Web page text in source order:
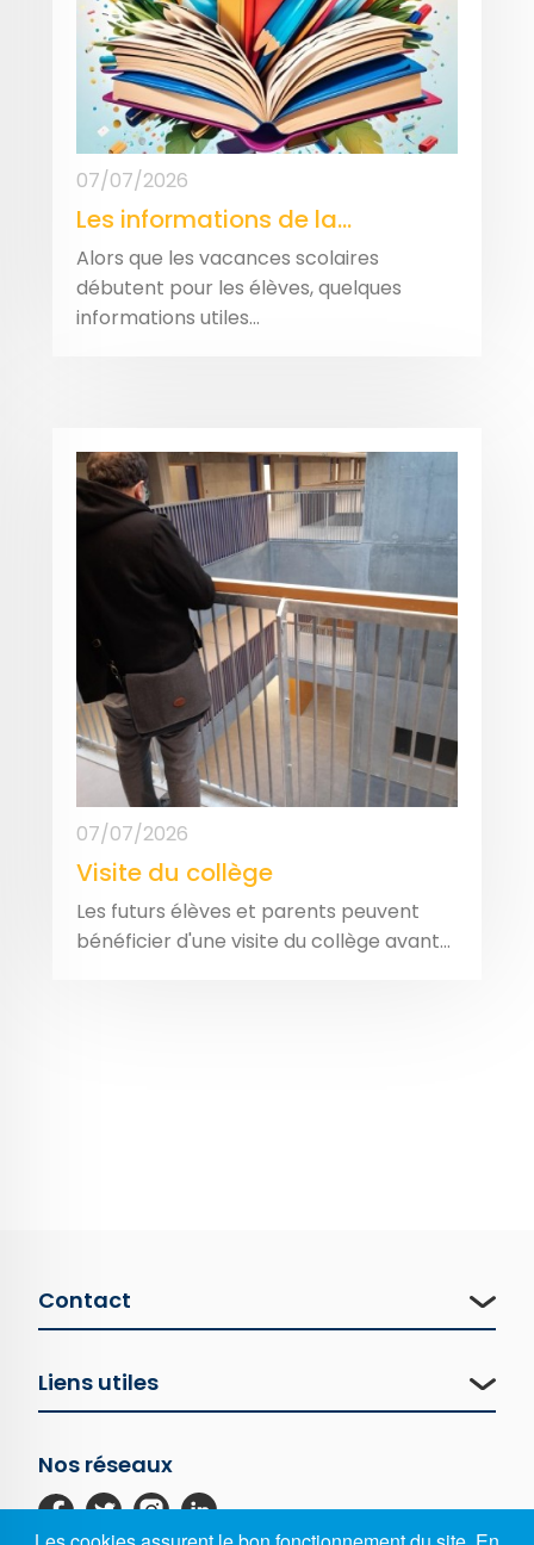
07/07/2026
Les informations de la...
Alors que les vacances scolaires
débutent pour les élèves, quelques
informations utiles...
07/07/2026
Visite du collège
Les futurs élèves et parents peuvent
bénéficier d'une visite du collège avant...
Contact
Liens utiles
Nos réseaux